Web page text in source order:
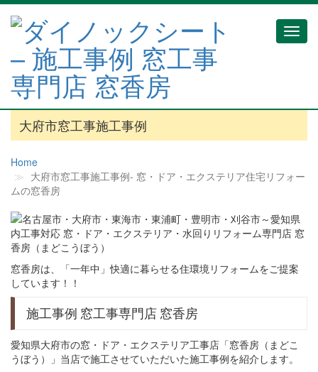
大府市窓工事施工事例
Home
大府市窓工事施工事例‐ 窓・ドア・エクステリア住宅リフォー
ムの窓香房
窓香房は、「一年中」快適に暮らせる住環境リフォームをご提案
しています！！
施工事例 窓工事専門店 窓香房
愛知県大府市の窓・ドア・エクステリア工事店「窓香房（まどこ
うぼう）」当店で施工させていただいた施工事例を紹介します。